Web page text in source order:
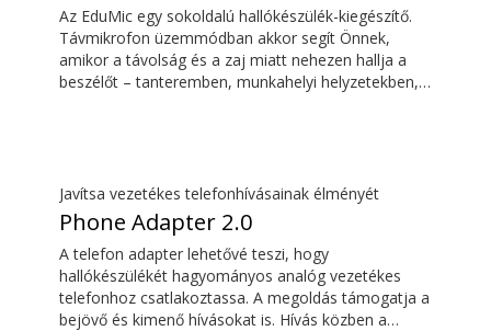
Az EduMic egy sokoldalú hallókészülék-kiegészítő.
Távmikrofon üzemmódban akkor segít Önnek,
amikor a távolság és a zaj miatt nehezen hallja a
beszélőt – tanteremben, munkahelyi helyzetekben,
hangot az Oticon Bluetooth kompatibilis
hallókészülékekre. Az iskolákban, illetve nyilvános
helyeken található indukciós hurokrendszerek
hangját is veszi.
Javítsa vezetékes telefonhívásainak élményét
Phone Adapter 2.0
A telefon adapter lehetővé teszi, hogy
hallókészülékét hagyományos analóg vezetékes
telefonhoz csatlakoztassa. A megoldás támogatja a
bejövő és kimenő hívásokat is. Hívás közben a